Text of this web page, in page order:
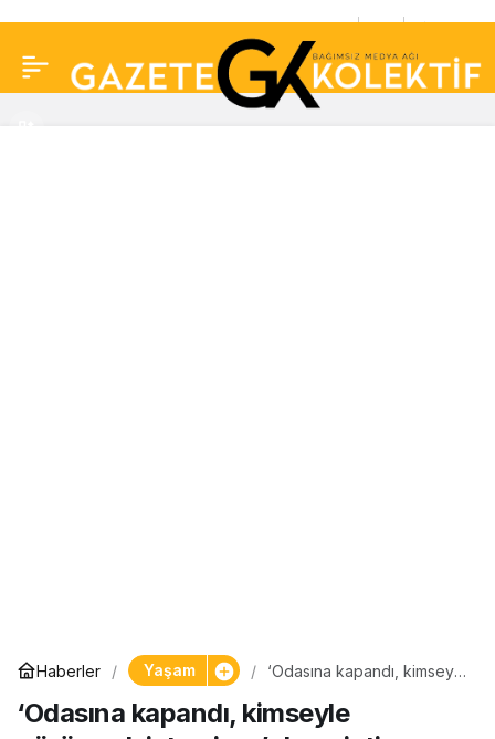
Haberler Yaşam
‘Odasına kapandı, kimseyle
denmişti… Zerrin Özer
Darülaceze’den ayrıldı
‘Odasına kapandı, kimseyle
Polat’ın yanıtlarını